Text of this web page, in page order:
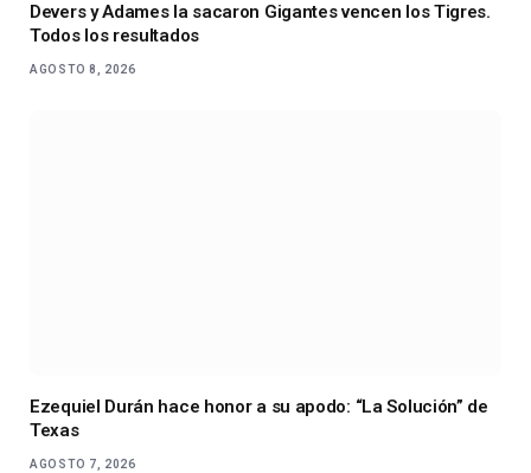
Devers y Adames la sacaron Gigantes vencen los Tigres.
Todos los resultados
AGOSTO 8, 2026
Ezequiel Durán hace honor a su apodo: “La Solución” de
Texas
AGOSTO 7, 2026